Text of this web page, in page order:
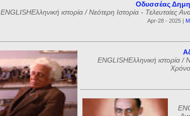
Οδυσσέας
ENGLISHΕλληνική ιστορία / Νεότερη Ιστορία - Τελευταίες
Apr-28 - 2025 |
ENGLISHΕλληνική ιστορία /